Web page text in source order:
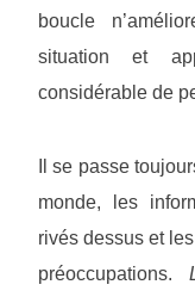
boucle
situation et
considérable de
Il se passe
monde, les
rivés dessus et
préoccupations.